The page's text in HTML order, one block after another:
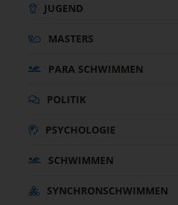
JUGEND
MASTERS
PARA SCHWIMMEN
POLITIK
PSYCHOLOGIE
SCHWIMMEN
SYNCHRONSCHWIMMEN